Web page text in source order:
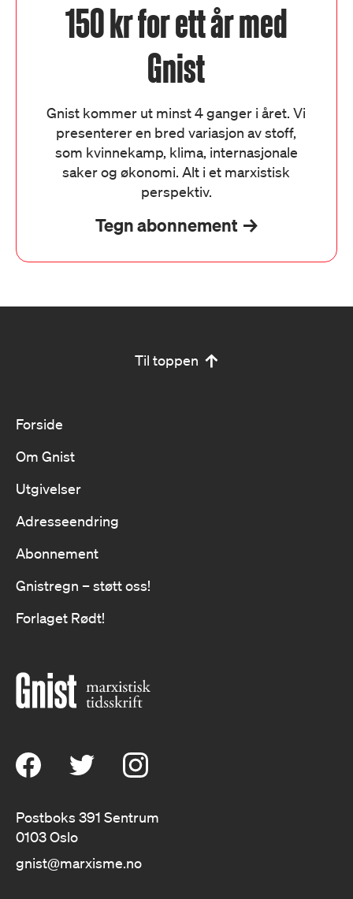
150 kr for ett år med
Gnist
Gnist kommer ut minst 4 ganger i året. Vi
presenterer en bred variasjon av stoff,
som kvinnekamp, klima, internasjonale
saker og økonomi. Alt i et marxistisk
perspektiv.
Tegn abonnement
Til toppen
Forside
Om Gnist
Utgivelser
Adresseendring
Abonnement
Gnistregn – støtt oss!
Forlaget Rødt!
Postboks 391 Sentrum
0103 Oslo
gnist@marxisme.no